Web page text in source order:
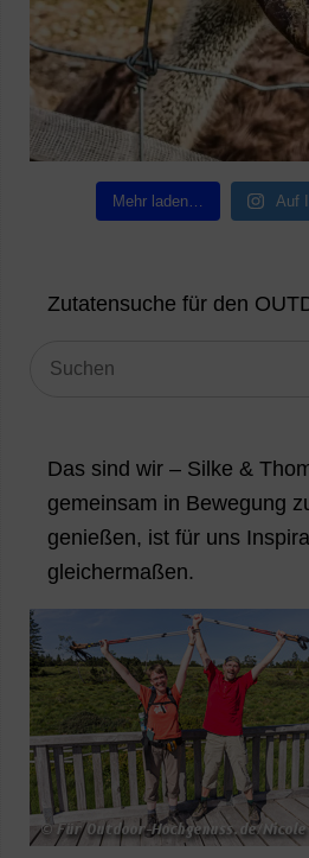
Mehr laden… Auf
Zutatensuche für den
Das sind wir – Silke &
gemeinsam in Bewegung
genießen, ist für uns
gleichermaßen.